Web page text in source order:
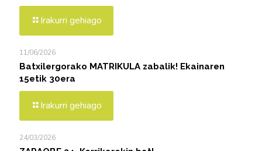
Irakurri gehiago
11/06/2026
Batxilergorako MATRIKULA zabalik! Ekainaren
15etik 30era
Irakurri gehiago
24/03/2026